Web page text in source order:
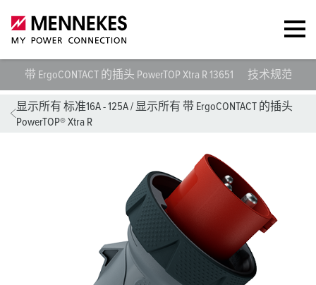
带 ErgoCONTACT 的插头 PowerTOP Xtra R 13651 技术规范
显示所有 标准16A - 125A/ 显示所有 带 ErgoCONTACT 的插头
PowerTOP® Xtra R